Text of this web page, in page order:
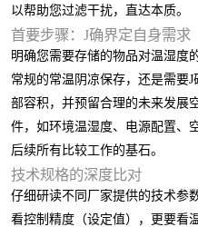
以帮助您过滤干扰，直达本质。
首要步骤：J确界定自身需求
明确您需要存储的物品对温湿度
常规的常温阴凉保存，还是需要
部容积，并预留合理的未来发展
件，如环境温湿度、电源配置、
后续所有比较工作的基石。
技术规格的深度比对
仔细研读不同厂家提供的技术参
看控制精度（设定值），更要看